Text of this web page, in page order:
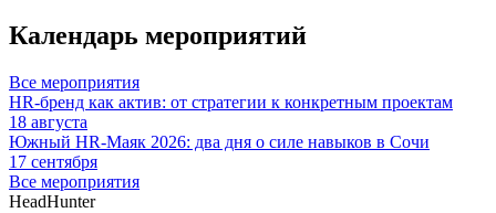
Календарь мероприятий
Все мероприятия
HR-бренд как актив: от стратегии к конкретным проектам
18 августа
Южный HR-Маяк 2026: два дня о силе навыков в Сочи
17 сентября
Все мероприятия
HeadHunter